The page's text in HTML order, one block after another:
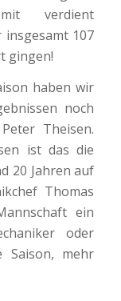
verdient
insgesamt 107
gingen!
haben wir
noch
Theisen.
ist das die
20 Jahren auf
Thomas
ein
oder
Saison, mehr